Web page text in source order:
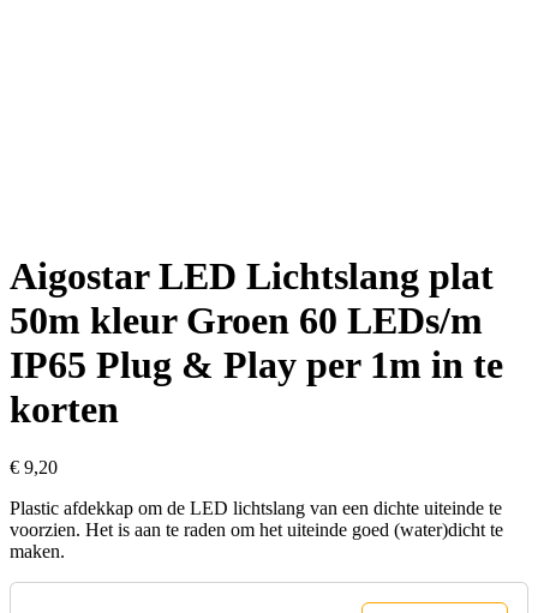
Aigostar LED Lichtslang plat
50m kleur Groen 60 LEDs/m
IP65 Plug & Play per 1m in te
korten
€ 9,20
Plastic afdekkap om de LED lichtslang van een dichte uiteinde te
voorzien. Het is aan te raden om het uiteinde goed (water)dicht te
maken.